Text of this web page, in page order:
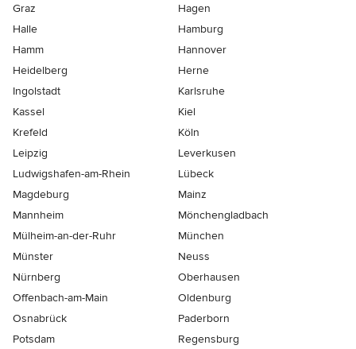
Graz
Hagen
Halle
Hamburg
Hamm
Hannover
Heidelberg
Herne
Ingolstadt
Karlsruhe
Kassel
Kiel
Krefeld
Köln
Leipzig
Leverkusen
Ludwigshafen-am-Rhein
Lübeck
Magdeburg
Mainz
Mannheim
Mönchen­gladbach
Mülheim-an-der-Ruhr
München
Münster
Neuss
Nürnberg
Oberhausen
Offenbach-am-Main
Oldenburg
Osnabrück
Paderborn
Potsdam
Regensburg